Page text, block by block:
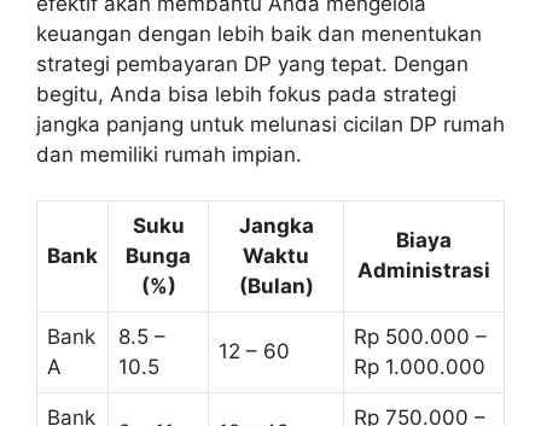
keuangan dengan lebih baik dan menentukan
strategi pembayaran DP yang tepat. Dengan
begitu, Anda bisa lebih fokus pada strategi
jangka panjang untuk melunasi cicilan DP rumah
dan memiliki rumah impian.
Bank
Suku
Bunga
(%)
Jangka
Waktu
(Bulan)
Biaya
Administrasi
Bank
A
8.5 –
10.5
12 – 60
Rp 500.000 –
Rp 1.000.000
Bank
Rp 750.000 –